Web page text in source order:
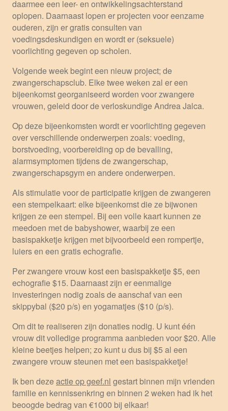
daarmee een leer- en ontwikkelingsachterstand
oplopen. Daarnaast lopen er projecten voor eenzame
ouderen, zijn er gratis consulten van
voedingsdeskundigen en wordt er (seksuele)
voorlichting gegeven op scholen.
Volgende week begint een nieuw project; de
zwangerschapsclub. Elke twee weken zal er een
bijeenkomst georganiseerd worden voor zwangere
vrouwen, geleid door de verloskundige Andrea Jalca.
Op deze bijeenkomsten wordt er voorlichting gegeven
over verschillende onderwerpen zoals: voeding,
borstvoeding, voorbereiding op de bevalling,
alarmsymptomen tijdens de zwangerschap,
zwangerschapsgym en andere onderwerpen.
Als stimulatie voor de participatie krijgen de zwangeren
een stempelkaart: elke bijeenkomst die ze bijwonen
krijgen ze een stempel. Bij een volle kaart kunnen ze
meedoen met de babyshower, waarbij ze een
basispakketje krijgen met bijvoorbeeld een rompertje,
luiers en een gratis echografie.
Per zwangere vrouw kost een basispakketje $5, een
echografie $15. Daarnaast zijn er eenmalige
investeringen nodig zoals de aanschaf van een
skippybal ($20 p/s) en yogamatjes ($10 (p/s).
Om dit te realiseren zijn donaties nodig. U kunt één
vrouw dit volledige programma aanbieden voor $20. Alle
kleine beetjes helpen; zo kunt u dus bij $5 al een
zwangere vrouw steunen met een basispakketje!
Ik ben dezeactie op geef.nl gestart binnen mijn vrienden
familie en kennissenkring en binnen 2 weken had ik het
beoogde bedrag van €1000 bij elkaar!